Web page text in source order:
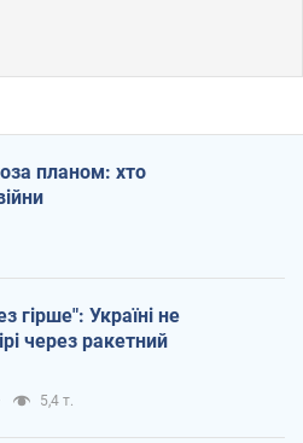
планом: хто
гірше": Україні не
через ракетний
5,4 т.